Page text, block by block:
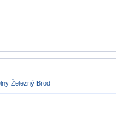
Železný Brod